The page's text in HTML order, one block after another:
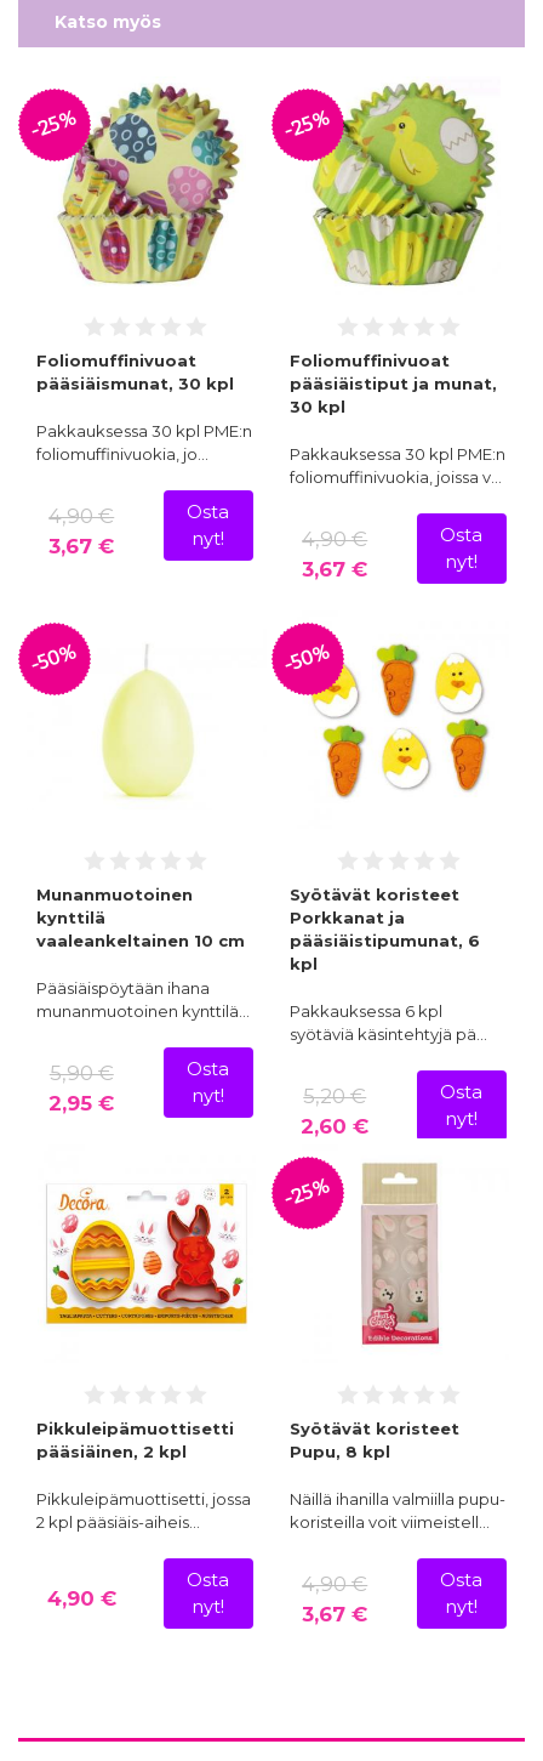
Katso myös
-25%
Foliomuffinivuoat
pääsiäismunat, 30 kpl
Pakkauksessa 30 kpl PME:n
foliomuffinivuokia, jo…
4,90 €
3,67 €
Osta
nyt!
-25%
Foliomuffinivuoat
pääsiäistiput ja munat,
30 kpl
Pakkauksessa 30 kpl PME:n
foliomuffinivuokia, joissa v…
4,90 €
3,67 €
Osta
nyt!
-50%
Munanmuotoinen
kynttilä
vaaleankeltainen 10 cm
Pääsiäispöytään ihana
munanmuotoinen kynttilä…
5,90 €
2,95 €
Osta
nyt!
-50%
Syötävät koristeet
Porkkanat ja
pääsiäistipumunat, 6
kpl
Pakkauksessa 6 kpl
syötäviä käsintehtyjä pä…
5,20 €
2,60 €
Osta
nyt!
Pikkuleipämuottisetti
pääsiäinen, 2 kpl
Pikkuleipämuottisetti, jossa
2 kpl pääsiäis-aiheis…
4,90 €
Osta
nyt!
-25%
Syötävät koristeet
Pupu, 8 kpl
Näillä ihanilla valmiilla pupu-
koristeilla voit viimeistell…
4,90 €
3,67 €
Osta
nyt!